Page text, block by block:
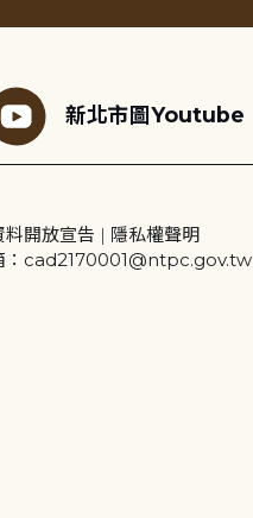
新北市圖Youtube
開放宣告 | 隱私權聲明
：cad2170001@ntpc.gov.tw